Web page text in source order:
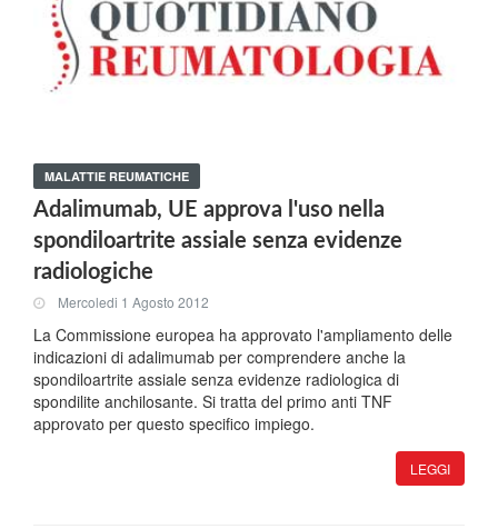
MALATTIE REUMATICHE
Adalimumab, UE approva l'uso nella
spondiloartrite assiale senza evidenze
radiologiche
Mercoledi 1 Agosto 2012
La Commissione europea ha approvato l'ampliamento delle
indicazioni di adalimumab per comprendere anche la
spondiloartrite assiale senza evidenze radiologica di
spondilite anchilosante. Si tratta del primo anti TNF
approvato per questo specifico impiego.
LEGGI